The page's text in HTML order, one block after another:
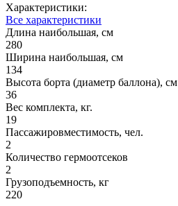
Характеристики:
Все характеристики
Длина наибольшая, см
280
Ширина наибольшая, см
134
Высота борта (диаметр баллона), см
36
Вес комплекта, кг.
19
Пассажировместимость, чел.
2
Количество гермоотсеков
2
Грузоподъемность, кг
220